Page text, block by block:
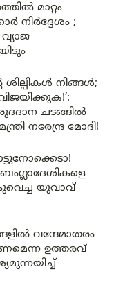
മാറ്റം
നിർദ്ദേശം ;
ശില്പികൾ നിങ്ങൾ;
ചടങ്ങിൽ
നരേന്ദ്ര മോദി!
യുവാവ്
വന്ദേമാതരം
ഉത്തരവ്